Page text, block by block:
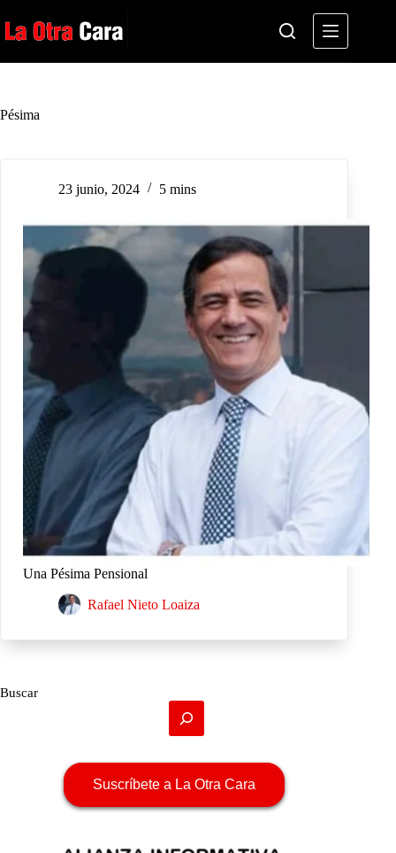
al
contenido
Pésima
23 junio, 2024 5 mins
Una Pésima Pensional
Rafael Nieto Loaiza
Buscar
Suscríbete a La Otra Cara